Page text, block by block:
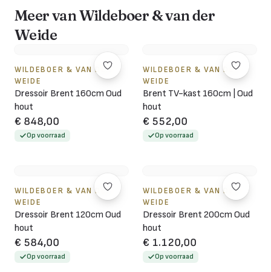
Meer van Wildeboer & van der
Weide
WILDEBOER & VAN DER
WEIDE
Dressoir Brent 160cm Oud
hout
€ 848,00
Op voorraad
WILDEBOER & VAN DER
WEIDE
Brent TV-kast 160cm | Oud
hout
€ 552,00
Op voorraad
WILDEBOER & VAN DER
WEIDE
Dressoir Brent 120cm Oud
hout
€ 584,00
Op voorraad
WILDEBOER & VAN DER
WEIDE
Dressoir Brent 200cm Oud
hout
€ 1.120,00
Op voorraad